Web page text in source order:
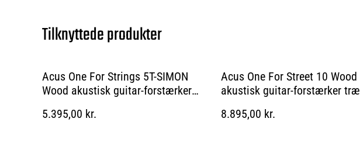
Tilknyttede produkter
Acus One For Strings 5T-SIMON
Wood akustisk guitar-forstærker
5.395,00 kr.
Acus One For Street 10 Wood
akustisk guitar-forstærker træ
8.895,00 kr.